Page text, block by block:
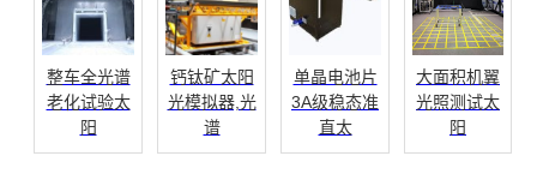
整车全光谱
老化试验太
阳
钙钛矿太阳
光模拟器,光
谱
单晶电池片
3A级稳态准
直太
大面积机翼
光照测试太
阳